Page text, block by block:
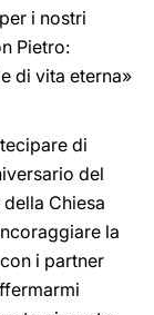
i nostri
Pietro:
di vita eterna»
di
del
Chiesa
la
i partner